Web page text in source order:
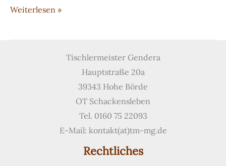
Klassisches
Bücherregal
Weiterlesen »
Tischlermeister Gendera
Hauptstraße 20a
39343 Hohe Börde
OT Schackensleben
Tel. 0160 75 22093
E-Mail: kontakt(at)tm-mg.de
Rechtliches